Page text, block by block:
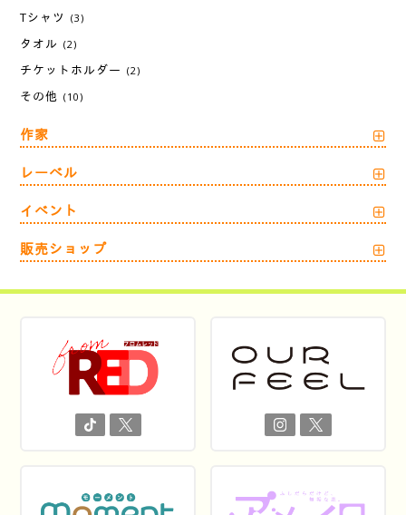
Tシャツ (3)
タオル (2)
チケットホルダー (2)
その他 (10)
作家
レーベル
イベント
販売ショップ